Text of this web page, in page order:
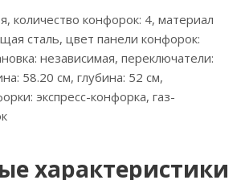
количество конфорок: 4, материал
сталь, цвет панели конфорок:
независимая, переключатели:
58.20 см, глубина: 52 см,
экспресс-конфорка, газ-
характеристики